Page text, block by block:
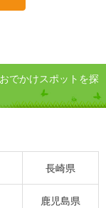
でかけスポットを探
長崎県
鹿児島県